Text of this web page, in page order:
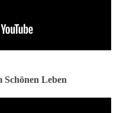
Schönen Leben